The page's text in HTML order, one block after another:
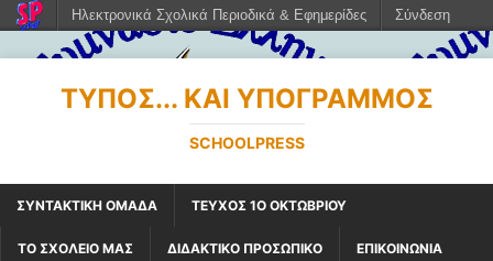
ΤΎΠΟΣ... ΚΑΙ ΥΠΟΓΡΑΜΜΌΣ
SCHOOLPRESS
ΣΥΝΤΑΚΤΙΚΗ ΟΜΑΔΑ ΤΕΥΧΟΣ 1Ο ΟΚΤΩΒΡΙΟΥ
ΤΟ ΣΧΟΛΕΙΟ ΜΑΣ ΔΙΔΑΚΤΙΚΟ ΠΡΟΣΩΠΙΚΟ ΕΠΙΚΟΙΝΩΝΙΑ
Ηλεκτρονικά Σχολικά Περιοδικά & Εφημερίδες Σύνδεση